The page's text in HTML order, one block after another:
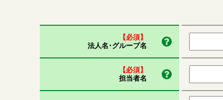
【必須】
法人名･グループ名
【必須】
担当者名